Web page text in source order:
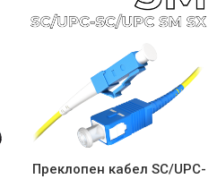
Преклопен кабел SC/UPC-